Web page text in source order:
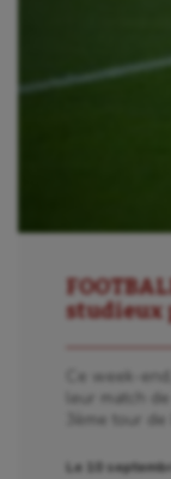
studieux
Ce week-
leur match
3ème tour
Le 10